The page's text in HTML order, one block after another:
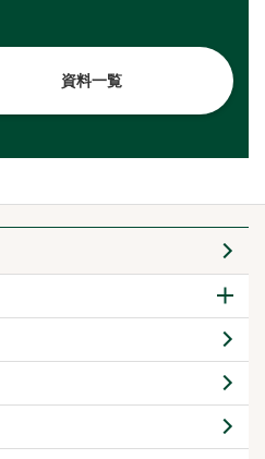
資料一覧